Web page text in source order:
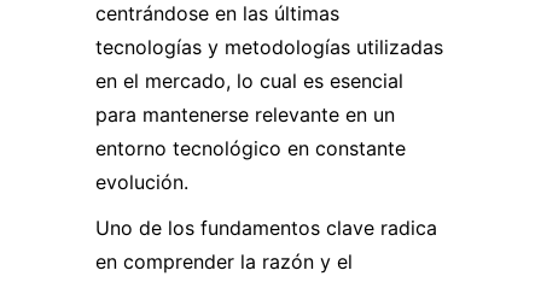
centrándose en las últimas
tecnologías y metodologías utilizadas
en el mercado, lo cual es esencial
para mantenerse relevante en un
entorno tecnológico en constante
evolución.
Uno de los fundamentos clave radica
en comprender la razón y el